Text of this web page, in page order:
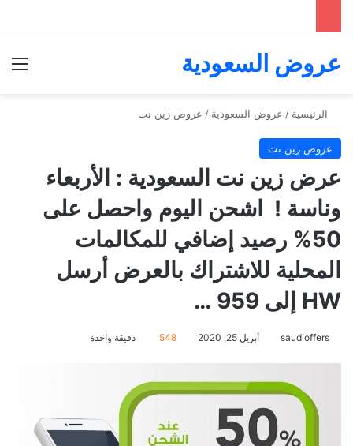
عروض السعودية
الرئيسية / عروض السعودية / عروض زين نت
عروض زين نت
عرض زين نت السعودية : الأربعاء
وناسة ! ‏ اشحن اليوم واحصل على
50% رصيد إضافي للمكالمات
المحلية للاشتراك بالعرض أرسل
HW إلى 959 ‏⁧‫…
saudioffers أبريل 25, 2020 548 دقيقة واحدة